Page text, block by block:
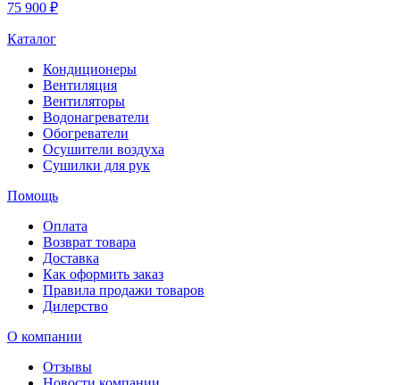
75 900 ₽
Каталог
Кондиционеры
Вентиляция
Вентиляторы
Водонагреватели
Обогреватели
Осушители воздуха
Сушилки для рук
Помощь
Оплата
Возврат товара
Доставка
Как оформить заказ
Правила продажи товаров
Дилерство
О компании
Отзывы